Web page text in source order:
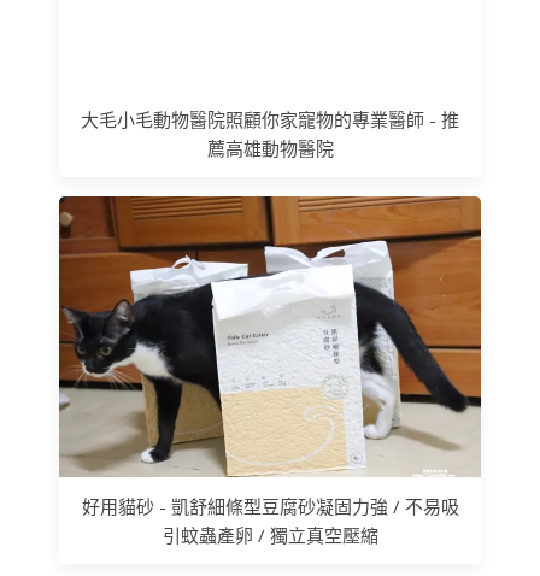
大毛小毛動物醫院照顧你家寵物的專業醫師 - 推
薦高雄動物醫院
好用貓砂 - 凱舒細條型豆腐砂凝固力強 / 不易吸
引蚊蟲產卵 / 獨立真空壓縮